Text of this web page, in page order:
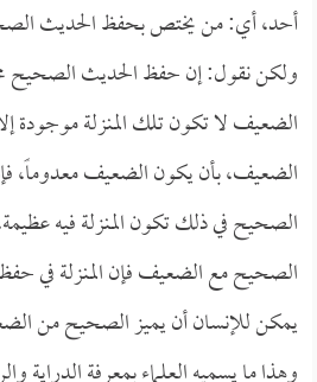
أحد، أي: من يختص بحفظ الحديث
ولكن نقول: إن حفظ الحديث الصحيح
الضعيف لا تكون تلك المنزلة موجودة
الضعيف، بأن يكون الضعيف معدوماً،
الصحيح في ذلك تكون المنزلة فيه
الصحيح مع الضعيف فإن المنزلة في حفظ
يمكن للإنسان أن يميز الصحيح من